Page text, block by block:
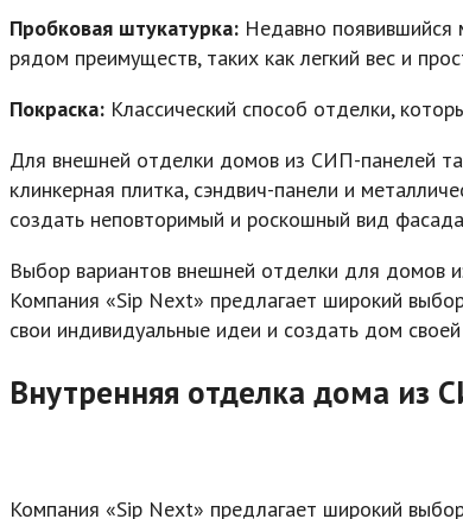
Пробковая штукатурка: Недавно появившийся
рядом преимуществ, таких как легкий вес и
Покраска: Классический способ отделки,
Для внешней отделки домов из СИП-панелей
клинкерная плитка, сэндвич-панели и
создать неповторимый и роскошный вид
Выбор вариантов внешней отделки для домов
Компания «Sip Next» предлагает широкий
свои индивидуальные идеи и создать дом
Внутренняя отделка дома из
Компания «Sip Next» предлагает широкий